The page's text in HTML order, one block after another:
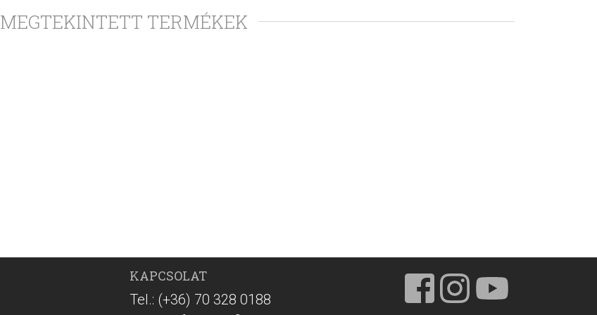
MEGTEKINTETT TERMÉKEK
KAPCSOLAT
Tel.: (+36) 70 328 0188